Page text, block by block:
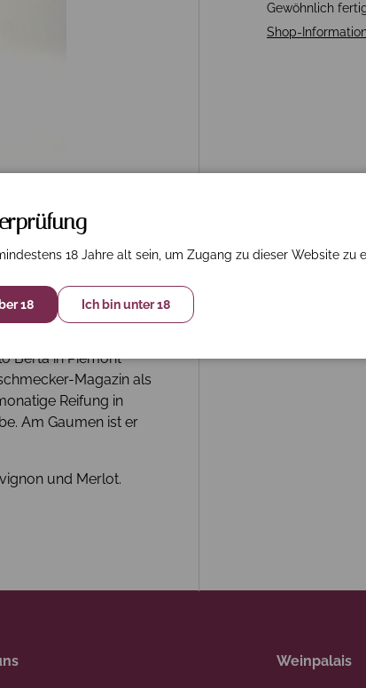
Gewöhnlich
Shop-
Berta in Piemont
Magazin als
Reifung in
Am Gaumen ist er
und Merlot.
18 Jahre alt sein, um Zugang zu dieser Website zu
18 Ich bin unter 18
Weinpalais